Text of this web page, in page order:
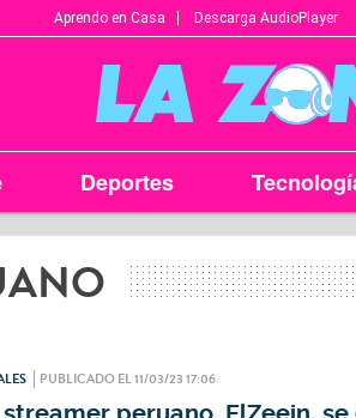
Aprendo en Casa Descarga AudioPlayer
Deportes
PUBLICADO EL 11/03/23 17:06